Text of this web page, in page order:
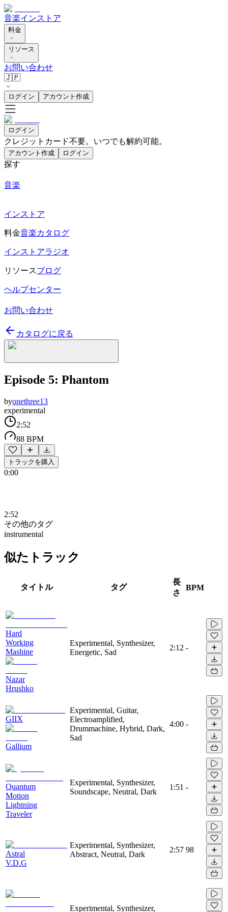
音楽インストア
料金
リソース
お問い合わせ
🇯🇵
ログイン アカウント作成
ログイン
クレジットカード不要。いつでも解約可能。
アカウント作成 ログイン
探す
音楽
インストア
料金音楽カタログ
インストアラジオ
リソースブログ
ヘルプセンター
お問い合わせ
カタログに戻る
Episode 5: Phantom
byonethree13
experimental
2:52
88 BPM
トラックを購入
0:00
2:52
その他のタグ
instrumental
似たトラック
タイトル タグ
長
さ
BPM
Hard
Working
Mashine
Nazar
Hrushko
Experimental, Synthesizer,
Energetic, Sad
2:12 -
GIIX
Gallium
Experimental, Guitar,
Electroamplified,
Drummachine, Hybrid, Dark,
Sad
4:00 -
Quantum
Motion
Lightning
Traveler
Experimental, Synthesizer,
Soundscape, Neutral, Dark
1:51 -
Astral
V.D.G
Experimental, Synthesizer,
Abstract, Neutral, Dark
2:57 98
Experimental, Synthesizer,